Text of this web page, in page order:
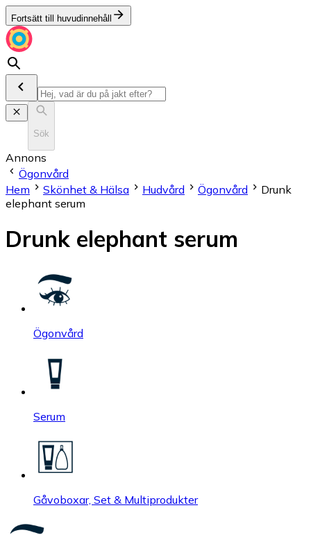
Fortsätt till huvudinnehåll
Sök
Annons
Ögonvård
Hem
Skönhet & Hälsa Hudvård Ögonvård
Drunk
elephant serum
Drunk elephant serum
Ögonvård
Serum
Gåvoboxar, Set & Multiprodukter